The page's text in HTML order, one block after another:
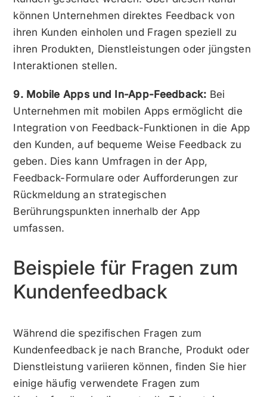
können Unternehmen direktes Feedback von
ihren Kunden einholen und Fragen speziell zu
ihren Produkten, Dienstleistungen oder jüngsten
Interaktionen stellen.
9. Mobile Apps und In-App-Feedback: Bei
Unternehmen mit mobilen Apps ermöglicht die
Integration von Feedback-Funktionen in die App
den Kunden, auf bequeme Weise Feedback zu
geben. Dies kann Umfragen in der App,
Feedback-Formulare oder Aufforderungen zur
Rückmeldung an strategischen
Berührungspunkten innerhalb der App
umfassen.
Beispiele für Fragen zum
Kundenfeedback
Während die spezifischen Fragen zum
Kundenfeedback je nach Branche, Produkt oder
Dienstleistung variieren können, finden Sie hier
einige häufig verwendete Fragen zum